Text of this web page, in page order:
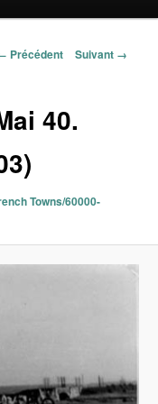
Précédent Suivant →
40.
Towns/60000-